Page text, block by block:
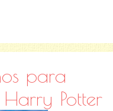
para
Potter